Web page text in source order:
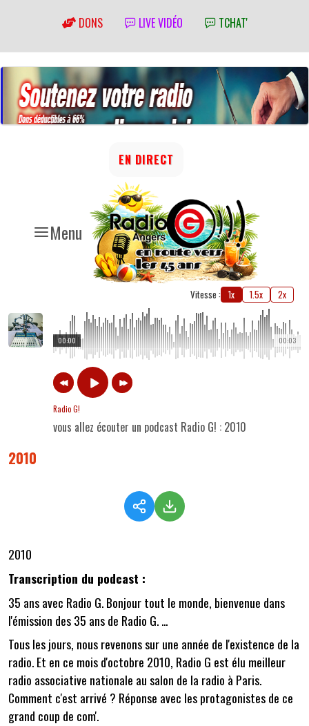
DONS LIVE VIDÉO TCHAT'
Menu
EN DIRECT
Vitesse : 1x 1.5x 2x
00:03
00:00
Radio G!
vous allez écouter un podcast Radio G! : 2010
2010
2010
Transcription du podcast :
35 ans avec Radio G. Bonjour tout le monde, bienvenue dans
l'émission des 35 ans de Radio G. ...
Tous les jours, nous revenons sur une année de l'existence de la
radio. Et en ce mois d'octobre 2010, Radio G est élu meilleur
radio associative nationale au salon de la radio à Paris.
Comment c'est arrivé ? Réponse avec les protagonistes de ce
grand coup de com'.